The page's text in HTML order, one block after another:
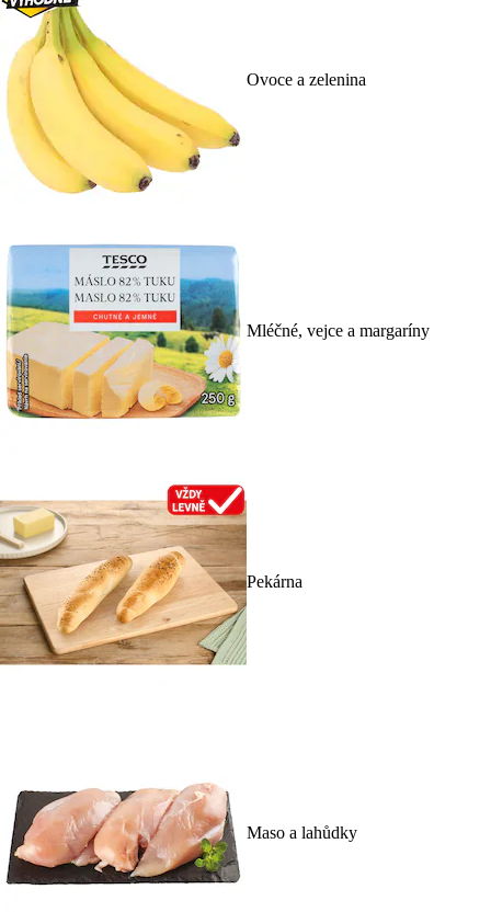
Ovoce a zelenina
Mléčné, vejce a margaríny
Pekárna
Maso a lahůdky